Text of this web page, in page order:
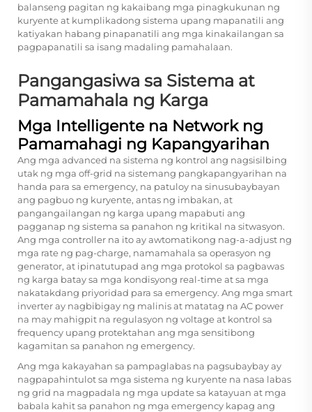
balanseng pagitan ng kakaibang mga pinagkukunan ng
kuryente at kumplikadong sistema upang mapanatili ang
katiyakan habang pinapanatili ang mga kinakailangan sa
pagpapanatili sa isang madaling pamahalaan.
Pangangasiwa sa Sistema at
Pamamahala ng Karga
Mga Intelligente na Network ng
Pamamahagi ng Kapangyarihan
Ang mga advanced na sistema ng kontrol ang nagsisilbing
utak ng mga off-grid na sistemang pangkapangyarihan na
handa para sa emergency, na patuloy na sinusubaybayan
ang pagbuo ng kuryente, antas ng imbakan, at
pangangailangan ng karga upang mapabuti ang
pagganap ng sistema sa panahon ng kritikal na sitwasyon.
Ang mga controller na ito ay awtomatikong nag-a-adjust ng
mga rate ng pag-charge, namamahala sa operasyon ng
generator, at ipinatutupad ang mga protokol sa pagbawas
ng karga batay sa mga kondisyong real-time at sa mga
nakatakdang priyoridad para sa emergency. Ang mga smart
inverter ay nagbibigay ng malinis at matatag na AC power
na may mahigpit na regulasyon ng voltage at kontrol sa
frequency upang protektahan ang mga sensitibong
kagamitan sa panahon ng emergency.
Ang mga kakayahan sa pampaglabas na pagsubaybay ay
nagpapahintulot sa mga sistema ng kuryente na nasa labas
ng grid na magpadala ng mga update sa katayuan at mga
babala kahit sa panahon ng mga emergency kapag ang